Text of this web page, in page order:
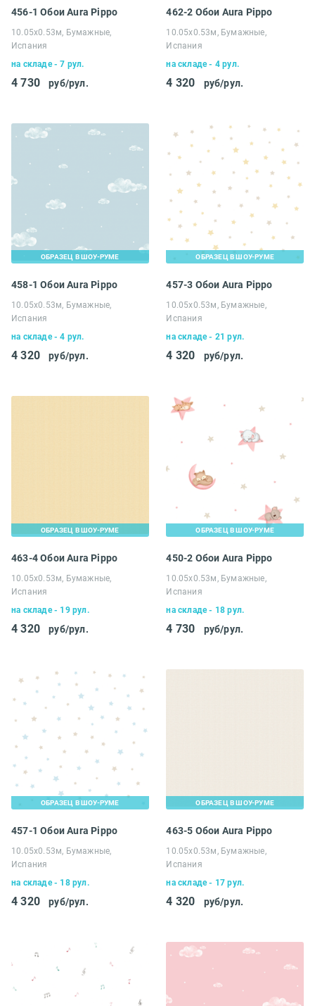
456-1 Обои Aura Pippo
10.05х0.53м, Бумажные,
Испания
на складе - 7 рул.
4 730 руб/рул.
462-2 Обои Aura Pippo
10.05х0.53м, Бумажные,
Испания
на складе - 4 рул.
4 320 руб/рул.
ОБРАЗЕЦ В ШОУ-РУМЕ
458-1 Обои Aura Pippo
10.05х0.53м, Бумажные,
Испания
на складе - 4 рул.
4 320 руб/рул.
ОБРАЗЕЦ В ШОУ-РУМЕ
457-3 Обои Aura Pippo
10.05х0.53м, Бумажные,
Испания
на складе - 21 рул.
4 320 руб/рул.
ОБРАЗЕЦ В ШОУ-РУМЕ
463-4 Обои Aura Pippo
10.05х0.53м, Бумажные,
Испания
на складе - 19 рул.
4 320 руб/рул.
ОБРАЗЕЦ В ШОУ-РУМЕ
450-2 Обои Aura Pippo
10.05х0.53м, Бумажные,
Испания
на складе - 18 рул.
4 730 руб/рул.
ОБРАЗЕЦ В ШОУ-РУМЕ
457-1 Обои Aura Pippo
10.05х0.53м, Бумажные,
Испания
на складе - 18 рул.
4 320 руб/рул.
ОБРАЗЕЦ В ШОУ-РУМЕ
463-5 Обои Aura Pippo
10.05х0.53м, Бумажные,
Испания
на складе - 17 рул.
4 320 руб/рул.